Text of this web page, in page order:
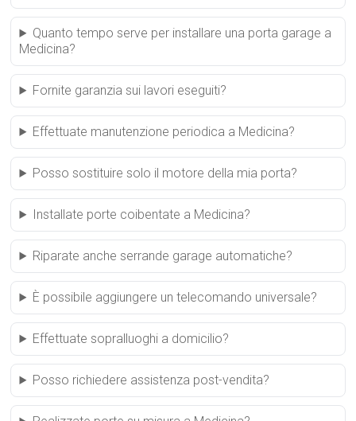
Quanto tempo serve per installare una porta garage a
Medicina?
Fornite garanzia sui lavori eseguiti?
Effettuate manutenzione periodica a Medicina?
Posso sostituire solo il motore della mia porta?
Installate porte coibentate a Medicina?
Riparate anche serrande garage automatiche?
È possibile aggiungere un telecomando universale?
Effettuate sopralluoghi a domicilio?
Posso richiedere assistenza post-vendita?